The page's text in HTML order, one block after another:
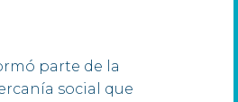
parte de la
social que